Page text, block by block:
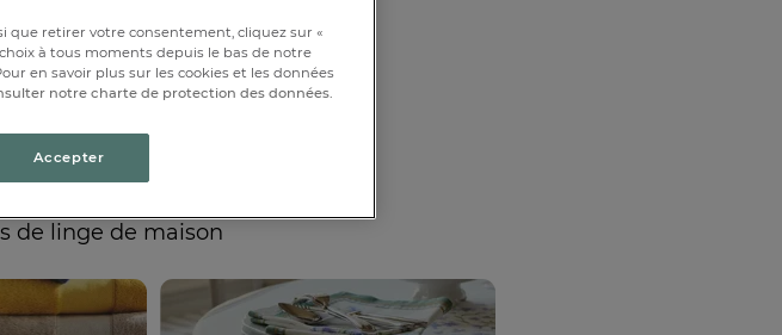
son nom ci-dessous :
OK
de linge de maison
que retirer votre consentement, cliquez sur «
à tous moments depuis le bas de notre
en savoir plus sur les cookies et les données
notre charte de protection des données.
Accepter